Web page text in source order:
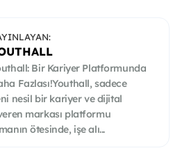
Bir Kariyer Platformunda
Fazlası!Youthall, sadece
nesil bir kariyer ve dijital
markası platformu
ötesinde, işe alı...